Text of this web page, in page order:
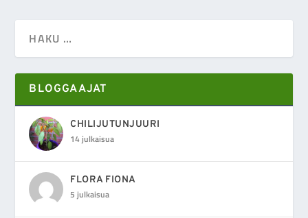
BLOGGAAJAT
CHILIJUTUNJUURI
14 julkaisua
FLORA FIONA
5 julkaisua